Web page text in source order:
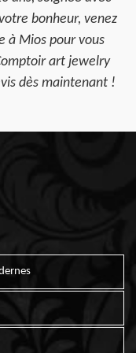
bonheur, venez
à Mios pour vous
art jewelry
dès maintenant !